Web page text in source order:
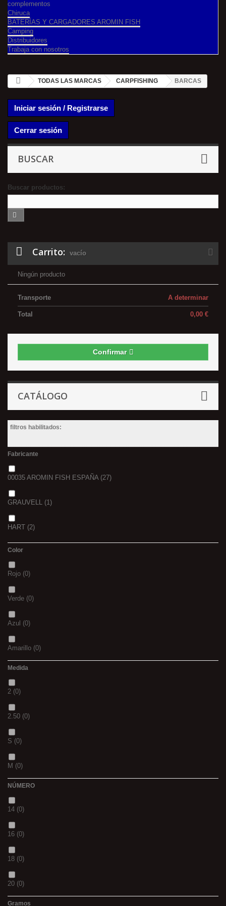
complementos
Chiruca
BATERÍAS Y CARGADORES AROMIN FISH
Camping
Distribuidores
Trabaja con nosotros
TODAS LAS MARCAS CARPFISHING BARCAS
Iniciar sesión / Registrarse
Cerrar sesión
BUSCAR
Buscar productos:
Carrito: vacío
Ningún producto
A determinar
Transporte
0,00 €
Total
Confirmar
CATÁLOGO
filtros habilitados:
Fabricante
00035 AROMIN FISH ESPAÑA (27)
GRAUVELL (1)
HART (2)
Color
Rojo (0)
Verde (0)
Azul (0)
Amarillo (0)
02(0)
(0)
(0)
BLACK & RED
PANTHER
36(0)
P(0)
14(0)
42(0)
23(0)
Medida
2 (0)
2.50 (0)
S (0)
M (0)
L(0)
20MM
3 M (0)
240(0)
400(0)
NÚMERO
14 (0)
16 (0)
18 (0)
20 (0)
Gramos